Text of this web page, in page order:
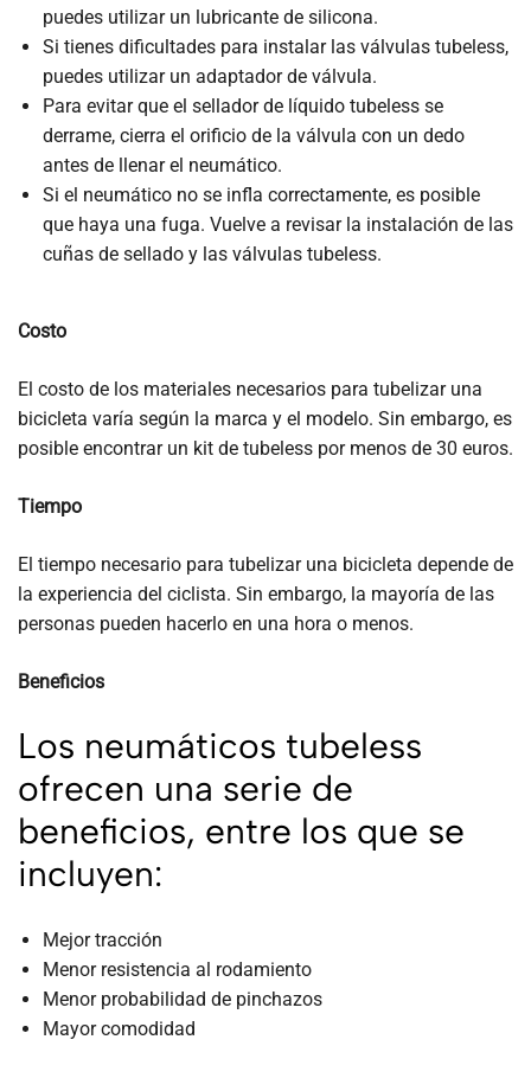
puedes utilizar un lubricante de silicona.
Si tienes dificultades para instalar las válvulas tubeless,
puedes utilizar un adaptador de válvula.
Para evitar que el sellador de líquido tubeless se
derrame, cierra el orificio de la válvula con un dedo
antes de llenar el neumático.
Si el neumático no se infla correctamente, es posible
que haya una fuga. Vuelve a revisar la instalación de las
cuñas de sellado y las válvulas tubeless.
Costo
El costo de los materiales necesarios para tubelizar una
bicicleta varía según la marca y el modelo. Sin embargo, es
posible encontrar un kit de tubeless por menos de 30 euros.
Tiempo
El tiempo necesario para tubelizar una bicicleta depende de
la experiencia del ciclista. Sin embargo, la mayoría de las
personas pueden hacerlo en una hora o menos.
Beneficios
Los neumáticos tubeless
ofrecen una serie de
beneficios, entre los que se
incluyen:
Mejor tracción
Menor resistencia al rodamiento
Menor probabilidad de pinchazos
Mayor comodidad